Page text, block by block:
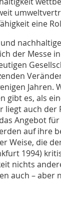
eine
der Messe
Jahren.
gibt es, als
liegt auch
Angebot
auf ihre
Weise, die
1994)
nichts
auch –